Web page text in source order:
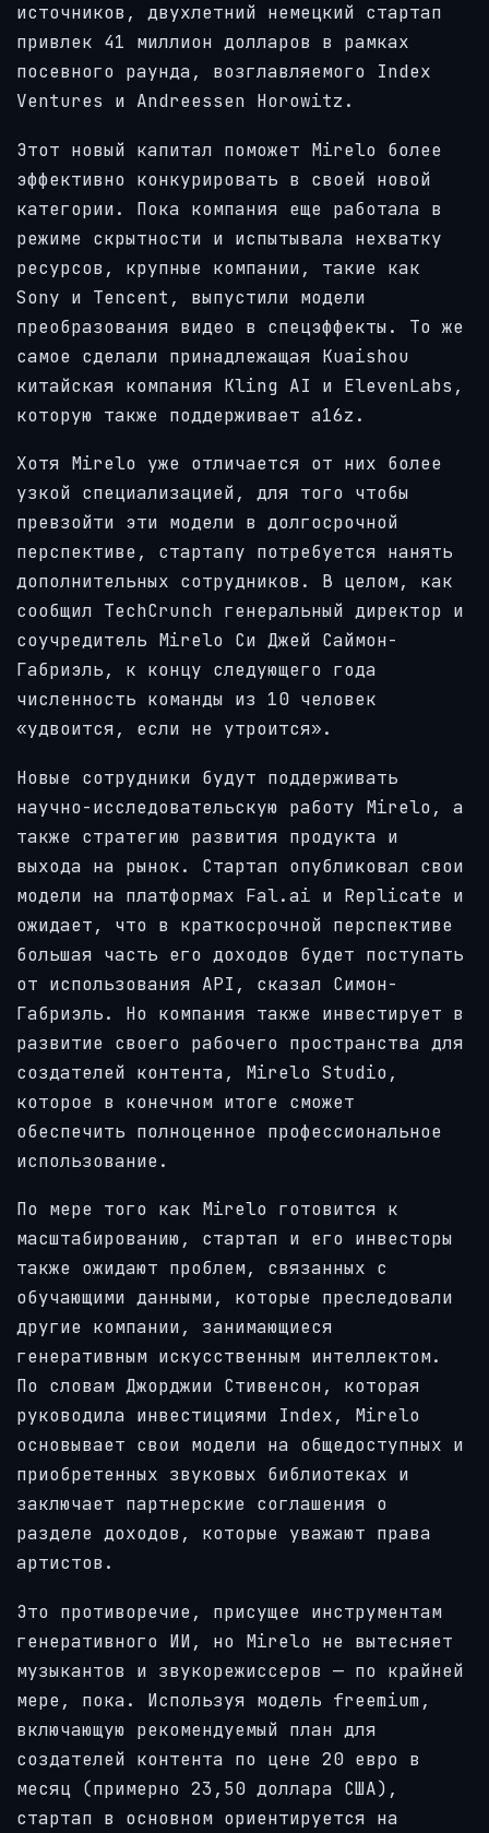
источников, двухлетний немецкий стартап
привлек 41 миллион долларов в рамках
посевного раунда, возглавляемого Index
Ventures и Andreessen Horowitz.
Этот новый капитал поможет Mirelo более
эффективно конкурировать в своей новой
категории. Пока компания еще работала в
режиме скрытности и испытывала нехватку
ресурсов, крупные компании, такие как
Sony и Tencent, выпустили модели
преобразования видео в спецэффекты. То же
самое сделали принадлежащая Kuaishou
китайская компания Kling AI и ElevenLabs,
которую также поддерживает a16z.
Хотя Mirelo уже отличается от них более
узкой специализацией, для того чтобы
превзойти эти модели в долгосрочной
перспективе, стартапу потребуется нанять
дополнительных сотрудников. В целом, как
сообщил TechCrunch генеральный директор и
соучредитель Mirelo Си Джей Саймон-
Габриэль, к концу следующего года
численность команды из 10 человек
«удвоится, если не утроится».
Новые сотрудники будут поддерживать
научно-исследовательскую работу Mirelo, а
также стратегию развития продукта и
выхода на рынок. Стартап опубликовал свои
модели на платформах Fal.ai и Replicate и
ожидает, что в краткосрочной перспективе
большая часть его доходов будет поступать
от использования API, сказал Симон-
Габриэль. Но компания также инвестирует в
развитие своего рабочего пространства для
создателей контента, Mirelo Studio,
которое в конечном итоге сможет
обеспечить полноценное профессиональное
использование.
По мере того как Mirelo готовится к
масштабированию, стартап и его инвесторы
также ожидают проблем, связанных с
обучающими данными, которые преследовали
другие компании, занимающиеся
генеративным искусственным интеллектом.
По словам Джорджии Стивенсон, которая
руководила инвестициями Index, Mirelo
основывает свои модели на общедоступных и
приобретенных звуковых библиотеках и
заключает партнерские соглашения о
разделе доходов, которые уважают права
артистов.
Это противоречие, присущее инструментам
генеративного ИИ, но Mirelo не вытесняет
музыкантов и звукорежиссеров — по крайней
мере, пока. Используя модель freemium,
включающую рекомендуемый план для
создателей контента по цене 20 евро в
месяц (примерно 23,50 доллара США),
стартап в основном ориентируется на